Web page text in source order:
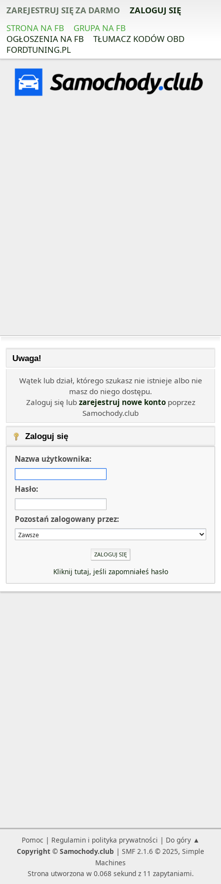
ZAREJESTRUJ SIĘ ZA DARMO
ZALOGUJ SIĘ
STRONA NA FB
GRUPA NA FB
OGŁOSZENIA NA FB
TŁUMACZ KODÓW OBD
FORDTUNING.PL
Uwaga!
Wątek lub dział, którego szukasz nie istnieje albo nie
masz do niego dostępu.
Zaloguj się lub zarejestruj nowe kontopoprzez
Samochody.club
Zaloguj się
Nazwa użytkownika:
Hasło:
Pozostań zalogowany przez:
Kliknij tutaj, jeśli zapomniałeś hasło
Pomoc | Regulamin i polityka prywatności | Do góry ▲
Copyright © Samochody.club | SMF 2.1.6 © 2025, Simple
Machines
Strona utworzona w 0.068 sekund z 11 zapytaniami.